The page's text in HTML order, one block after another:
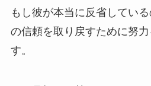
もし彼が本当に反省してい
の信頼を取り戻すために努
す。